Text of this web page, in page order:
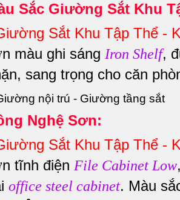
Sắc Giường Sắt Khu
Sắt Khu Tập Thể -
màu ghi sáng Iron Shelf,
sang trọng cho căn
Nghệ Sơn:
Sắt Khu Tập Thể -
tĩnh điện File Cabinet Low
office steel cabinet. Màu